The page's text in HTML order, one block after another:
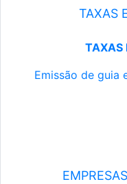
TAXAS
TAXAS
Emissão de guia